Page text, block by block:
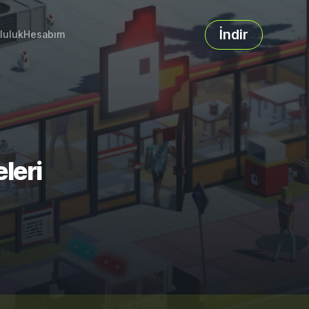
Hesabım İndir